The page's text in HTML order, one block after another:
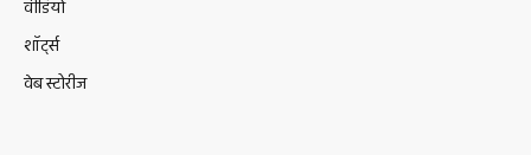
वीडियो
शॉर्ट्स
वेब स्टोरीज